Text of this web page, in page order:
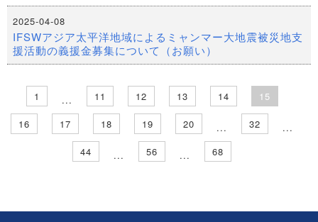
2025-04-08
IFSWアジア太平洋地域によるミャンマー大地震被災地支
援活動の義援金募集について（お願い）
1 ... 11 12 13 14 15
16 17 18 19 20 ... 32
...
44
... 56 ... 68